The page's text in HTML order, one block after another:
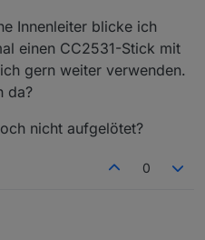
Innenleiter blicke ich
einen CC2531-Stick mit
gern weiter verwenden.
da?
nicht aufgelötet?
0